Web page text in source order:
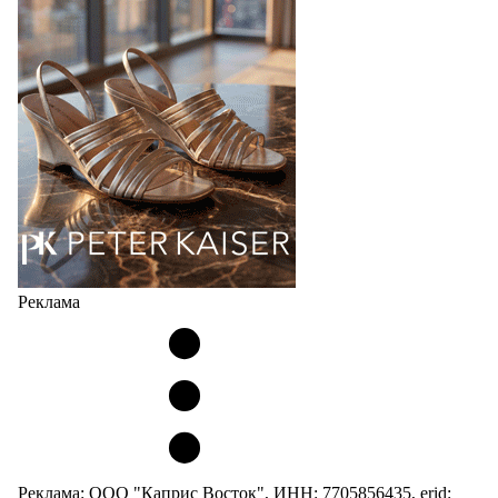
сникерины (гибридный вариант балеток и
кроссовок обтекаемой формы и с тонкой подошвой).
Но в модели Miu Miu Bubble присутствует еще и…
05.08.2026 2813
Реклама
Реклама: ООО "Каприс Восток", ИНН: 7705856435, erid: